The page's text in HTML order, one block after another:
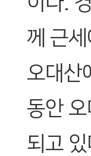
께 근
오대산
동안
되고